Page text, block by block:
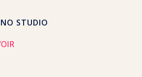
STUDIO